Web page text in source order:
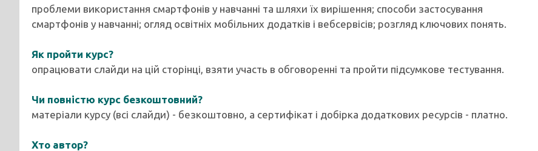
проблеми використання смартфонів у навчанні та шляхи їх вирішення; способи застосування
смартфонів у навчанні; огляд освітніх мобільних додатків і вебсервісів; розгляд ключових понять.
Як пройти курс?
опрацювати слайди на цій сторінці, взяти участь в обговоренні та пройти підсумкове тестування.
Чи повністю курс безкоштовний?
матеріали курсу (всі слайди) - безкоштовно, а сертифікат і добірка додаткових ресурсів - платно.
Хто автор?